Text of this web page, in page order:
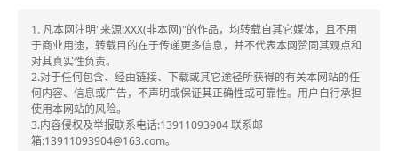
1. 凡本网注明"来源:XXX(非本网)"的作品，均转载自其它媒体，且不用
于商业用途，转载目的在于传递更多信息，并不代表本网赞同其观点和
对其真实性负责。
2.对于任何包含、经由链接、下载或其它途径所获得的有关本网站的任
何内容、信息或广告，不声明或保证其正确性或可靠性。用户自行承担
使用本网站的风险。
3.内容侵权及举报联系电话:13911093904 联系邮
箱:13911093904@163.com。